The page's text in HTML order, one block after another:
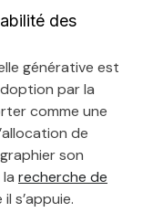
des
générative est
par la
comme une
de
son
recherche de
s’appuie.